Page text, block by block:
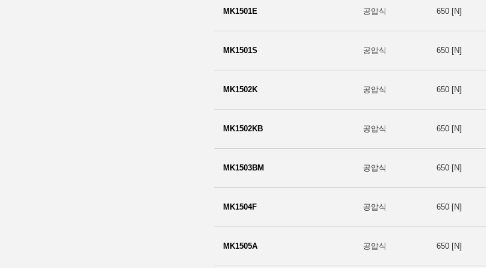
MK1501E 공압식 650 [N]
MK1501S 공압식 650 [N]
MK1502K 공압식 650 [N]
MK1502KB 공압식 650 [N]
MK1503BM 공압식 650 [N]
MK1504F 공압식 650 [N]
MK1505A 공압식 650 [N]